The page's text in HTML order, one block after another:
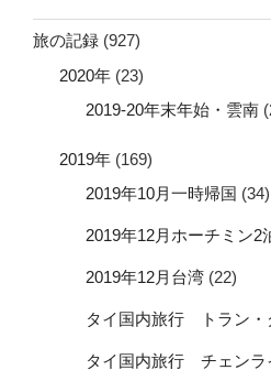
旅の記録 (927)
2020年 (23)
2019-20年末年始・雲南
2019年 (169)
2019年10月一時帰国 (34)
2019年12月ホーチミン2
2019年12月台湾 (22)
タイ国内旅行 トラン・
タイ国内旅行 チェンラ